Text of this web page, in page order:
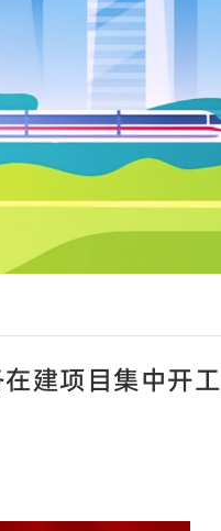
建项目集中开工